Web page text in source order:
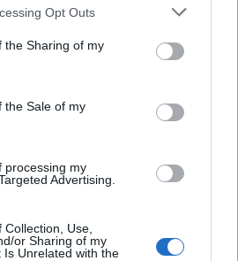
app uses one or more Google
usage behaviour. You may click to
Google and its third-party tags to
specified purposes in below Google
Opt Outs
the Sharing of my
the Sale of my
processing my
Advertising.
Use,
or Sharing of my
Is Unrelated with the